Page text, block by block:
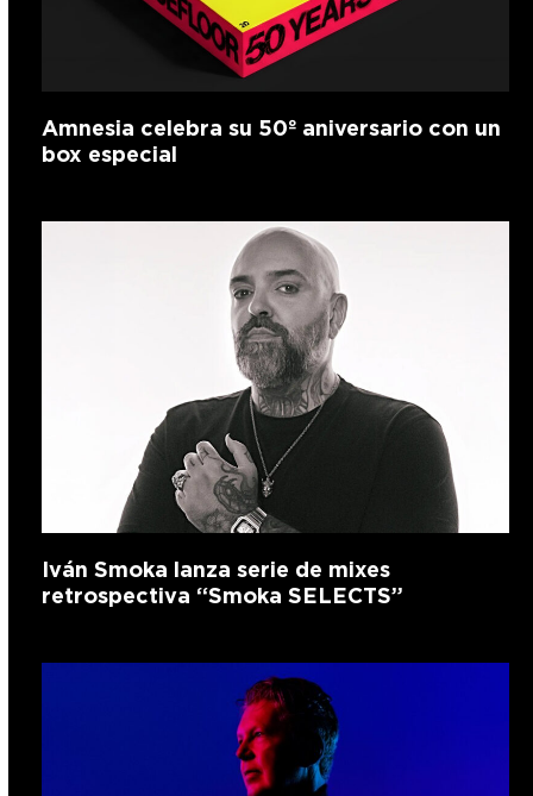
Amnesia celebra su 50º aniversario con un
box especial
Iván Smoka lanza serie de mixes
retrospectiva “Smoka SELECTS”